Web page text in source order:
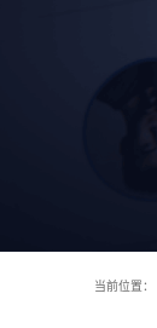
当前位置：